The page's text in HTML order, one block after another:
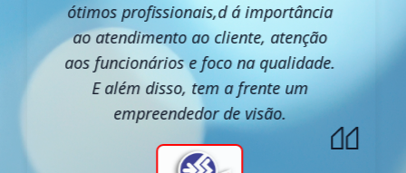
ótimos profissionais,d á importância
ao atendimento ao cliente, atenção
aos funcionários e foco na qualidade.
E além disso, tem a frente um
empreendedor de visão.